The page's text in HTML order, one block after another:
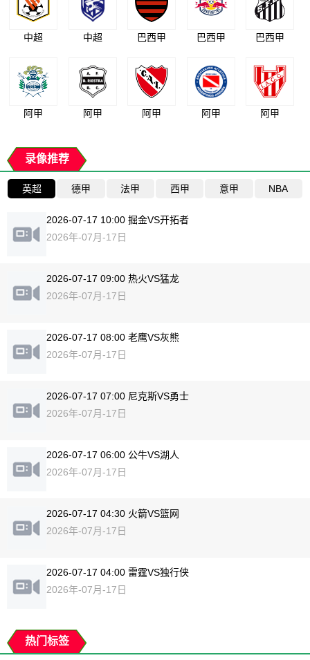
中超 中超 巴西甲 巴西甲 巴西甲
阿甲 阿甲 阿甲 阿甲 阿甲
录像推荐
英超 德甲 法甲 西甲 意甲 NBA
2026-07-17 10:00 掘金VS开拓者
2026年-07月-17日
2026-07-17 09:00 热火VS猛龙
2026年-07月-17日
2026-07-17 08:00 老鹰VS灰熊
2026年-07月-17日
2026-07-17 07:00 尼克斯VS勇士
2026年-07月-17日
2026-07-17 06:00 公牛VS湖人
2026年-07月-17日
2026-07-17 04:30 火箭VS篮网
2026年-07月-17日
2026-07-17 04:00 雷霆VS独行侠
2026年-07月-17日
热门标签